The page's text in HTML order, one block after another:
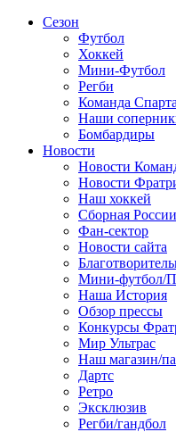
Сезон
Футбол
Хоккей
Мини-Футбол
Регби
Команда
Наши
Бомбардиры
Новости
Новости
Новости
Наш хоккей
Сборная России
Фан-cектор
Новости сайта
Мини-футбол/
Наша История
Обзор прессы
Конкурсы
Мир Ультрас
Наш магазин/
Дартс
Ретро
Эксклюзив
Регби/гандбол